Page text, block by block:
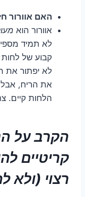
האם אוורור
אוורור הוא
לא תמיד
קבוע של לחות
לא יפתור את
את הריח, אבל
הלחות קיים.
קריטיים
רצוי (ולא